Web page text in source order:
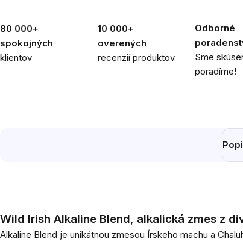
80 000+
spokojných
klientov
10 000+
overených
recenzií produktov
Odborné
Sme
poradíme!
Wild Irish Alkaline Blend, alkalická zmes z
Alkaline Blend je unikátnou zmesou Írskeho machu a